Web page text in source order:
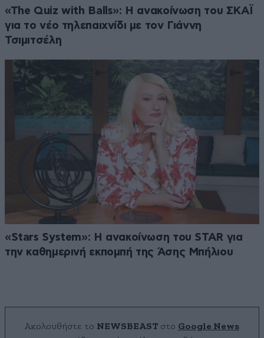
«The Quiz with Balls»: Η ανακοίνωση του ΣΚΑΪ
για το νέο τηλεπαιχνίδι με τον Γιάννη
Τσιμιτσέλη
«Stars System»: Η ανακοίνωση του STAR για
την καθημερινή εκπομπή της Άσης Μπήλιου
Ακολουθήστε το NEWSBEAST στο Google News